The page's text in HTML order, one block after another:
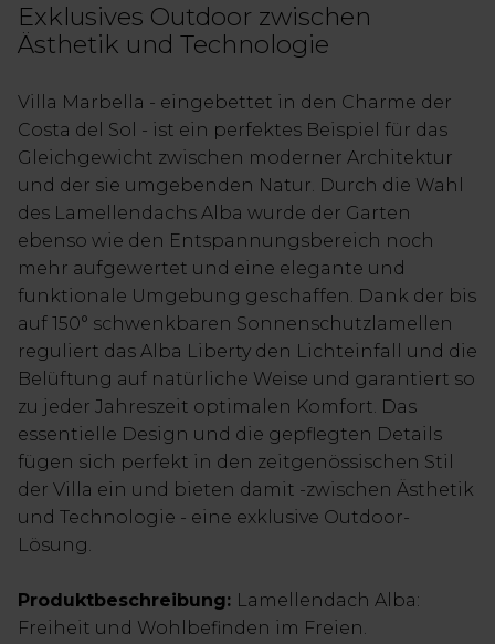
Exklusives Outdoor zwischen
Ästhetik und Technologie
Villa Marbella - eingebettet in den Charme der
Costa del Sol - ist ein perfektes Beispiel für das
Gleichgewicht zwischen moderner Architektur
und der sie umgebenden Natur. Durch die Wahl
des Lamellendachs Alba wurde der Garten
ebenso wie den Entspannungsbereich noch
mehr aufgewertet und eine elegante und
funktionale Umgebung geschaffen. Dank der bis
auf 150° schwenkbaren Sonnenschutzlamellen
reguliert das Alba Liberty den Lichteinfall und die
Belüftung auf natürliche Weise und garantiert so
zu jeder Jahreszeit optimalen Komfort. Das
essentielle Design und die gepflegten Details
fügen sich perfekt in den zeitgenössischen Stil
der Villa ein und bieten damit -zwischen Ästhetik
und Technologie - eine exklusive Outdoor-
Lösung.
Produktbeschreibung: Lamellendach Alba:
Freiheit und Wohlbefinden im Freien.